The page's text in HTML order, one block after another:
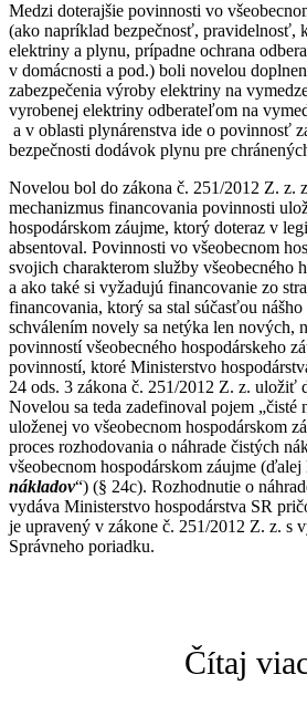
Medzi doterajšie povinnosti vo
(ako napríklad bezpečnosť, pravidelnosť,
elektriny a plynu, prípadne ochrana
v domácnosti a pod.) boli novelou
zabezpečenia výroby elektriny na
vyrobenej elektriny odberateľom na
a v oblasti plynárenstva ide o povinnosť
bezpečnosti dodávok plynu pre
Novelou bol do zákona č. 251/2012 Z. z.
mechanizmus financovania povinnosti
hospodárskom záujme, ktorý doteraz v
absentoval. Povinnosti vo všeobecnom
svojich charakterom služby všeobecného
a ako také si vyžadujú financovanie zo
financovania, ktorý sa stal súčasťou
schválením novely sa netýka len nových,
povinností všeobecného hospodárskeho
povinností, ktoré Ministerstvo
24 ods. 3 zákona č. 251/2012 Z. z. uložiť
Novelou sa teda zadefinoval pojem „čisté
uloženej vo všeobecnom hospodárskom
proces rozhodovania o náhrade čistých
všeobecnom hospodárskom záujme (ďalej
nákladov“) (§ 24c). Rozhodnutie o
vydáva Ministerstvo hospodárstva SR
je upravený v zákone č. 251/2012 Z. z. s
Správneho poriadku.
Čítaj